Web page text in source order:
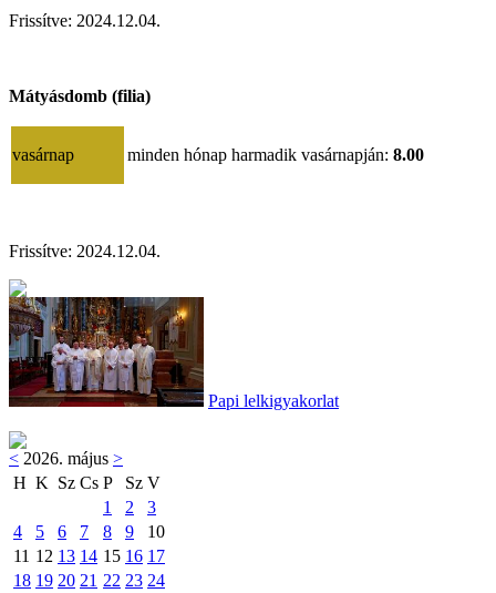
Frissítve: 2024.12.04.
Mátyásdomb (filia)
vasárnap minden hónap harmadik vasárnapján: 8.00
Frissítve: 2024.12.04.
Papi lelkigyakorlat
< 2026. május >
H K Sz Cs P Sz V
1
2
3
4
5 6 7 8 9
10
11 12 13 14 15 16 17
18 19 20 21 22 23 24